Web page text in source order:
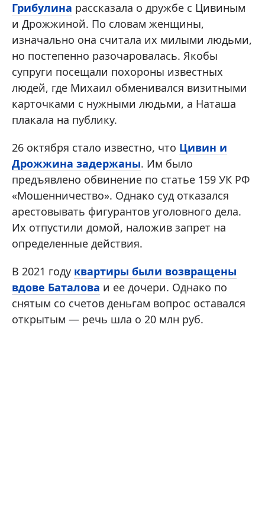
Грибулина рассказала о дружбе с Цивиным
и Дрожжиной. По словам женщины,
изначально она считала их милыми людьми,
но постепенно разочаровалась. Якобы
супруги посещали похороны известных
людей, где Михаил обменивался визитными
карточками с нужными людьми, а Наташа
плакала на публику.
26 октября стало известно, что Цивин и
Дрожжина задержаны. Им было
предъявлено обвинение по статье 159 УК РФ
«Мошенничество». Однако суд отказался
арестовывать фигурантов уголовного дела.
Их отпустили домой, наложив запрет на
определенные действия.
В 2021 году квартиры были возвращены
вдове Баталова и ее дочери. Однако по
снятым со счетов деньгам вопрос оставался
открытым — речь шла о 20 млн руб.